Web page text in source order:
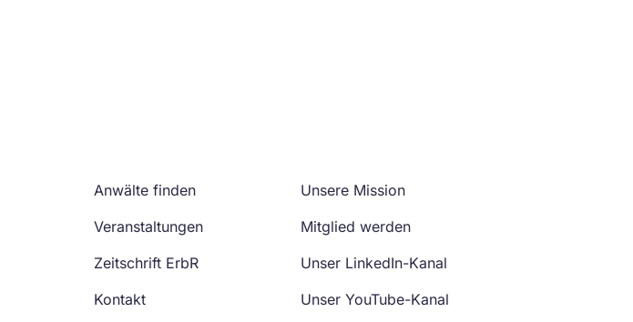
Anwälte finden
Veranstaltungen
Zeitschrift ErbR
Kontakt
Unsere Mission
Mitglied werden
Unser LinkedIn-Kanal
Unser YouTube-Kanal